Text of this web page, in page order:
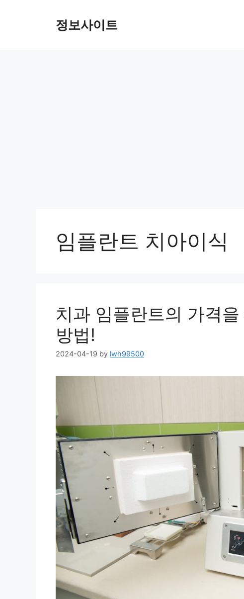
정보사이트
임플란트 치아이식
치과 임플란트의 가격
방법!
2024-04-19 by lwh99500